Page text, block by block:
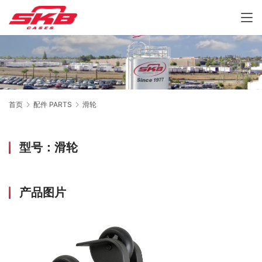
首页 配件 PARTS 滑轮
型号：滑轮
产品图片